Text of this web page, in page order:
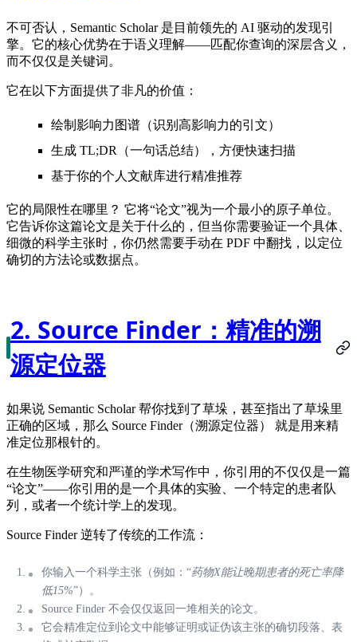
不可否认，Semantic Scholar 是目前领先的 AI 驱动的发现引
擎。它的核心优势在于语义理解——匹配你查询的深层含义，
而不仅仅是关键词。
它在以下方面提供了非凡的价值：
绘制影响力图谱（识别高影响力的引文）
生成 TL;DR（一句话总结），方便快速扫描
基于你的个人文献库进行精准推荐
它的局限性在哪里？ 它将“论文”视为一个最小的原子单位。
它告诉你这篇论文是关于什么的，但当你需要验证一个具体、
细微的科学主张时，你仍然需要手动在 PDF 中翻找，以定位
确切的方法论或数据点。
2. Source Finder：精准的溯
源定位器
如果说 Semantic Scholar 帮你找到了草垛，甚至指出了草垛里
正确的区域，那么 Source Finder（溯源定位器）
就是用来精
准定位那根针的。
在生物医学研究和严谨的学术写作中，你引用的不仅仅是一篇
“论文”——你引用的是一个具体的实验、一个特定的患者队
列，或者一个统计学上的发现。
Source Finder逆转了传统的工作流：
你输入一个科学主张（例如：“药物X能让晚期患者的死亡率降
低15%”）。
Source Finder 不会仅仅返回一堆相关的论文。
它会精准定位到论文中能够证明或证伪该主张的确切段落、表